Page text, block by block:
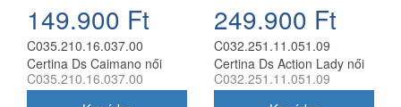
149.900 Ft
C035.210.16.037.00
Certina Ds Caimano női
analóg karóra
C035.210.16.037.00
249.900 Ft
C032.251.11.051.09
Certina Ds Action Lady női
analóg karóra
C032.251.11.051.09